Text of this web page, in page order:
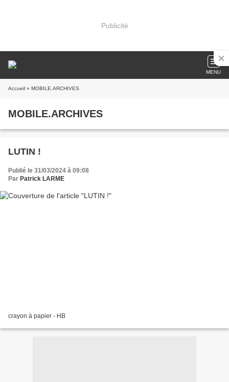
Publicité
MENU
Accueil » MOBILE.ARCHIVES
MOBILE.ARCHIVES
LUTIN !
Publié le 31/03/2024 à 09:08
Par Patrick LARME
crayon à papier - HB